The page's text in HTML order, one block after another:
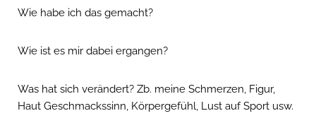
Wie habe ich das gemacht?
Wie ist es mir dabei ergangen?
Was hat sich verändert? Zb. meine Schmerzen, Figur,
Haut Geschmackssinn, Körpergefühl, Lust auf Sport usw.